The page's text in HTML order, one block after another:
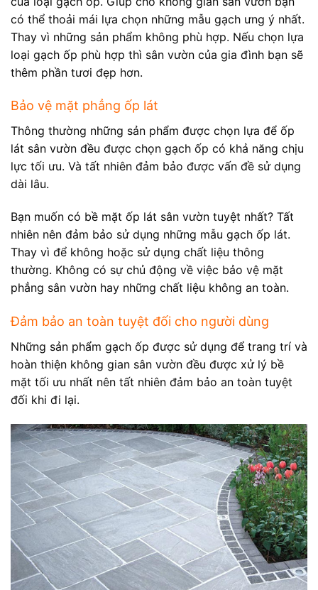
có thể thoải mái lựa chọn những mẫu gạch ưng ý nhất.
Thay vì những sản phẩm không phù hợp. Nếu chọn lựa
loại gạch ốp phù hợp thì sân vườn của gia đình bạn sẽ
thêm phần tươi đẹp hơn.
Bảo vệ mặt phẳng ốp lát
Thông thường những sản phẩm được chọn lựa để ốp
lát sân vườn đều được chọn gạch ốp có khả năng chịu
lực tối ưu. Và tất nhiên đảm bảo được vấn đề sử dụng
dài lâu.
Bạn muốn có bề mặt ốp lát sân vườn tuyệt nhất? Tất
nhiên nên đảm bảo sử dụng những mẫu gạch ốp lát.
Thay vì để không hoặc sử dụng chất liệu thông
thường. Không có sự chủ động về việc bảo vệ mặt
phẳng sân vườn hay những chất liệu không an toàn.
Đảm bảo an toàn tuyệt đối cho người dùng
Những sản phẩm gạch ốp được sử dụng để trang trí và
hoàn thiện không gian sân vườn đều được xử lý bề
mặt tối ưu nhất nên tất nhiên đảm bảo an toàn tuyệt
đối khi đi lại.